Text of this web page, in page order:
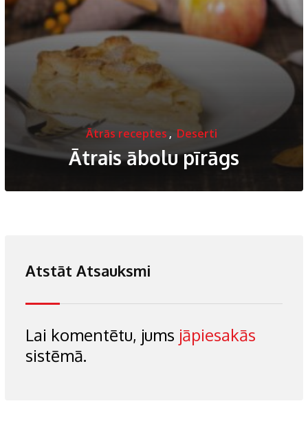
Ātrās receptes , Deserti
Ātrais ābolu pīrāgs
Atstāt Atsauksmi
Lai komentētu, jums jāpiesakās
sistēmā.